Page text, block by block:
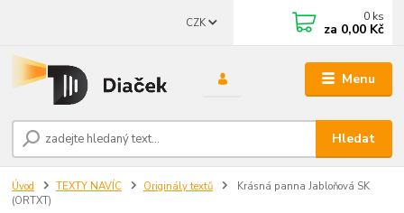
Menu
CZK
Hledat
0 ks
za 0,00 Kč
Úvod TEXTY NAVÍC Originály textů
Krásná panna Jabloňová SK
(ORTXT)